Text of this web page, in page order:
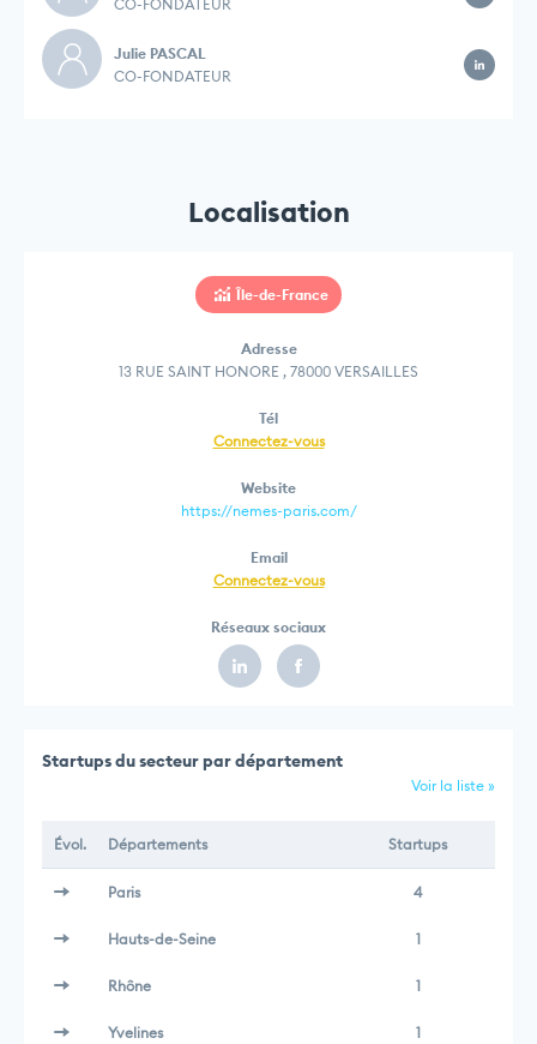
CO-FONDATEUR
Julie PASCAL
CO-FONDATEUR
Localisation
Île-de-France
Adresse
13 RUE SAINT HONORE , 78000 VERSAILLES
Tél
Connectez-vous
Website
https://nemes-paris.com/
Email
Connectez-vous
Réseaux sociaux
Startups du secteur par département
Voir la liste »
Évol. Départements Startups
Paris 4
Hauts-de-Seine 1
Rhône 1
Yvelines 1